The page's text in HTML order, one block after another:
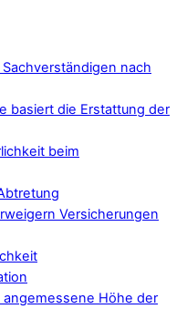
nach
basiert die Erstattung der
beim
Versicherungen
Höhe der